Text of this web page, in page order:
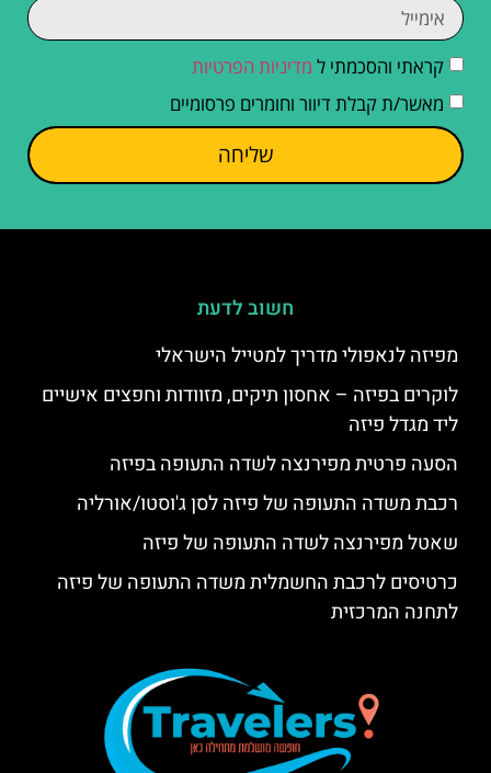
קראתי והסכמתי ל מדיניות הפרטיות
מאשר/ת קבלת דיוור וחומרים פרסומיים
שליחה
חשוב לדעת
מפיזה לנאפולי מדריך למטייל הישראלי
לוקרים בפיזה – אחסון תיקים, מזוודות וחפצים אישיים
ליד מגדל פיזה
הסעה פרטית מפירנצה לשדה התעופה בפיזה
רכבת משדה התעופה של פיזה לסן ג'וסטו/אורליה
שאטל מפירנצה לשדה התעופה של פיזה
כרטיסים לרכבת החשמלית משדה התעופה של פיזה
לתחנה המרכזית